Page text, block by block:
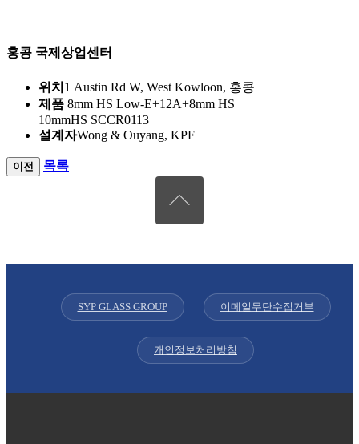
홍콩 국제상업센터
위치 1 Austin Rd W, West Kowloon, 홍콩
제품 8mm HS Low-E+12A+8mm HS
10mmHS SCCR0113
설계자Wong & Ouyang, KPF
이전 목록
SYP GLASS GROUP 이메일무단수집거부
개인정보처리방침